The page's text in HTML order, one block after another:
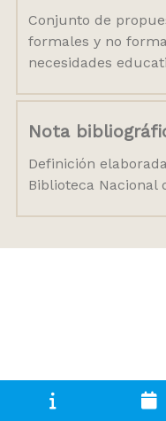
Conjunto de
formales y no
necesidades
Nota
Definición
Biblioteca Nacional